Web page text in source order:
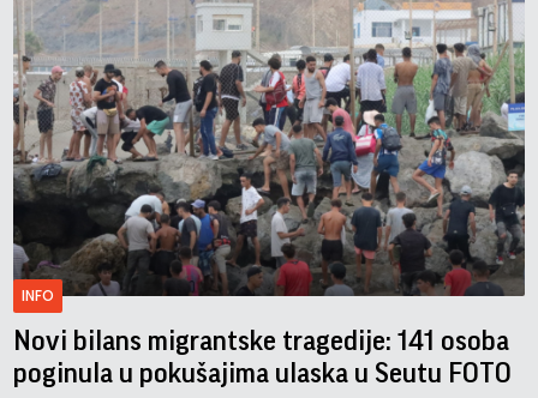
INFO
Novi bilans migrantske tragedije: 141 osoba
poginula u pokušajima ulaska u Seutu FOTO